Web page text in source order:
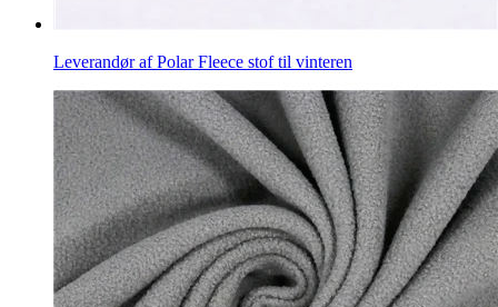
Leverandør af Polar Fleece stof til vinteren